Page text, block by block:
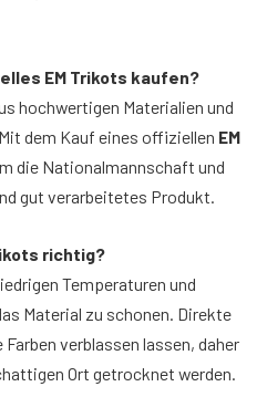
EM Trikots kaufen?
hochwertigen Materialien und
dem Kauf eines offiziellen EM
die Nationalmannschaft und
gut verarbeitetes Produkt.
richtig?
Temperaturen und
Material zu schonen. Direkte
verblassen lassen, daher
Ort getrocknet werden.